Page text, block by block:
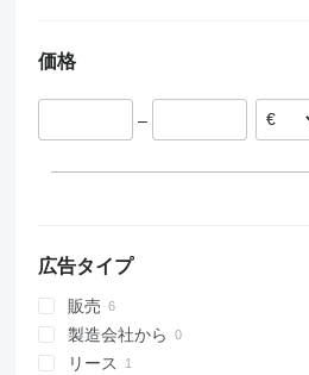
価格
–
広告タイプ
販売
製造会社から
リース